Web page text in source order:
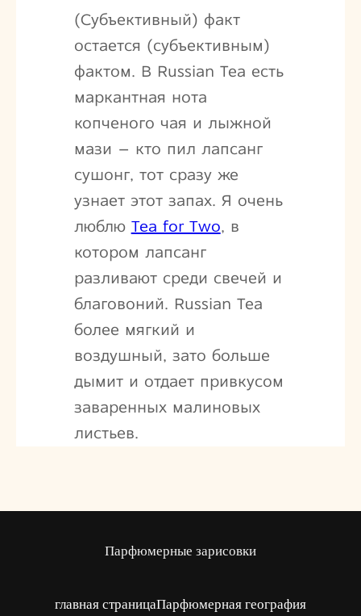
(Субъективный) факт
остается (субъективным)
фактом. В Russian Tea есть
маркантная нота
копченого чая и лыжной
мази – кто пил лапсанг
сушонг, тот сразу же
узнает этот запах. Я очень
люблю Tea for Two, в
котором лапсанг
разливают среди свечей и
благовоний. Russian Tea
более мягкий и
воздушный, зато больше
дымит и отдает привкусом
заваренных малиновых
листьев.
Парфюмерные зарисовки
главная страницаПарфюмерная география